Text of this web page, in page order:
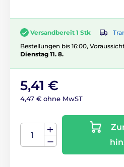
Versandbereit 1 Stk
Bestellungen bis 16:00,
Dienstag 11. 8.
5,41 €
4,47 € ohne MwST